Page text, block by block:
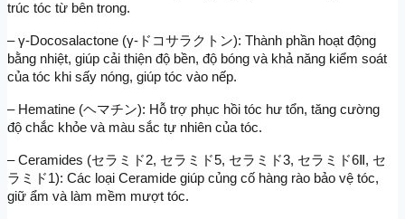
trúc tóc từ bên trong.
– γ-Docosalactone (γ-ドコサラクトン): Thành phần hoạt động
bằng nhiệt, giúp cải thiện độ bền, độ bóng và khả năng kiểm soát
của tóc khi sấy nóng, giúp tóc vào nếp.
– Hematine (ヘマチン): Hỗ trợ phục hồi tóc hư tổn, tăng cường
độ chắc khỏe và màu sắc tự nhiên của tóc.
– Ceramides (セラミド2, セラミド5, セラミド3, セラミド6Ⅱ, セ
ラミド1): Các loại Ceramide giúp củng cố hàng rào bảo vệ tóc,
giữ ẩm và làm mềm mượt tóc.